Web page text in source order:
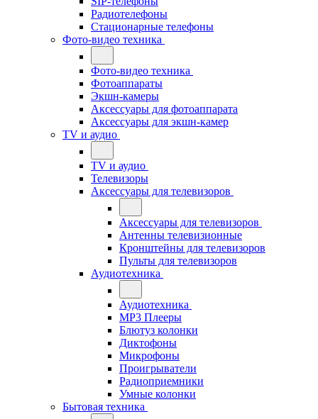
Радиотелефоны
Стационарные телефоны
Фото-видео техника
Фото-видео техника
Фотоаппараты
Экшн-камеры
Аксессуары для фотоаппарата
Аксессуары для экшн-камер
TV и аудио
TV и аудио
Телевизоры
Аксессуары для телевизоров
Аксессуары для телевизоров
Антенны телевизионные
Кронштейны для телевизоров
Пульты для телевизоров
Аудиотехника
Аудиотехника
MP3 Плееры
Блютуз колонки
Диктофоны
Микрофоны
Проигрыватели
Радиоприемники
Умные колонки
Бытовая техника